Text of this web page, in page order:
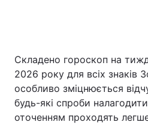
Складено гороскоп на
2026 року для всіх знаків
особливо зміцнюється
будь-які спроби
оточенням проходять